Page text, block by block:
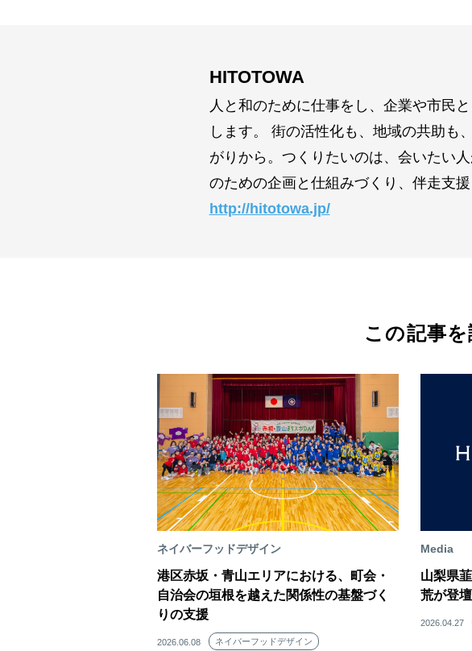
HITOTOWA
人と和のために仕事をし、企業や市民
します。 街の活性化も、地域の共助も
がりから。つくりたいのは、会いたい
のための企画と仕組みづくり、伴走支援
http://hitotowa.jp/
この記事
ネイバーフッドデザイン
港区赤坂・青山エリアにおける、町会・
自治会の垣根を越えた関係性の基盤づく
りの支援
2026.06.08 ネイバーフッドデザイン
Media
山梨県
荒が登
2026.04.27